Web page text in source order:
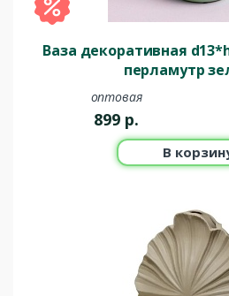
Ваза декоративная
перламутр
оптовая
899 р.
В